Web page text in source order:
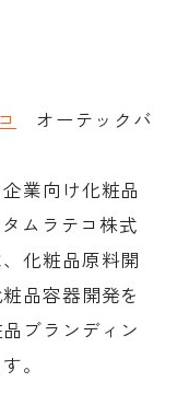
オーテックバ
業向け化粧品
ムラテコ株式
化粧品原料開
品容器開発を
ブランディン
。